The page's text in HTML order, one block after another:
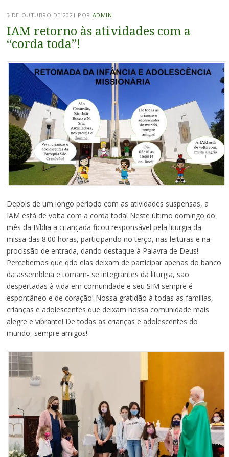
3 DE OUTUBRO DE 2021 POR ADMIN
IAM retorno às atividades com a
“corda toda”!
Depois de um longo período com as atividades suspensas, a
IAM está de volta com a corda toda! Neste último domingo do
mês da Bíblia a criançada ficou responsável pela liturgia da
missa das 8:00 horas, participando no terço, nas leituras e na
procissão de entrada, dando destaque à Palavra de Deus!
Percebemos que qdo elas deixam de participar apenas do banco
da assembleia e tornam- se integrantes da liturgia, são
despertadas à vida em comunidade e seu SIM sempre é
espontâneo e de coração! Nossa gratidão à todas as famílias,
crianças e adolescentes que deixam nossa comunidade mais
alegre e vibrante! De todas as crianças e adolescentes do
mundo, sempre amigos!